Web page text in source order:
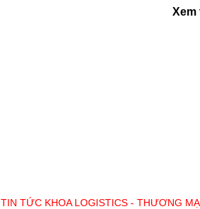
Xem
TIN TỨC KHOA LOGISTICS - THƯƠNG